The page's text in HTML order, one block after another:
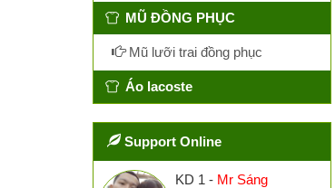
MŨ ĐỒNG PHỤC
Mũ lưỡi trai đồng phục
Áo lacoste
Support Online
KD 1 - Mr Sáng